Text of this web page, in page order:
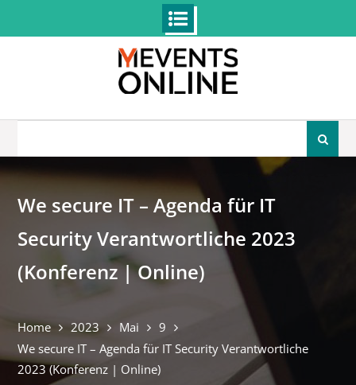
We secure IT – Agenda für IT
Security Verantwortliche 2023
(Konferenz | Online)
Home 2023 Mai
9
We secure IT – Agenda für IT Security Verantwortliche
2023 (Konferenz | Online)